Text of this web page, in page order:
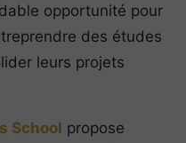
opportunité pour
des études
leurs projets
School propose